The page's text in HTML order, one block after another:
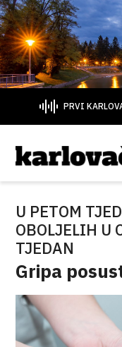
PRVI
U PETOM
OBOLJELIH U
TJEDAN
Gripa